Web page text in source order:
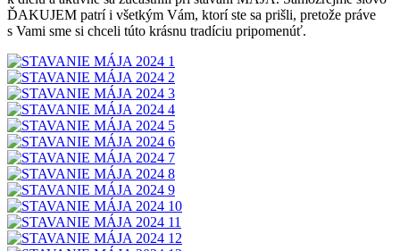
ĎAKUJEM patrí i všetkým Vám, ktorí ste sa prišli, pretože práve
s Vami sme si chceli túto krásnu tradíciu pripomenúť.